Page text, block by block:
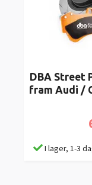
DBA Street
fram Audi /
I lager, 1-3